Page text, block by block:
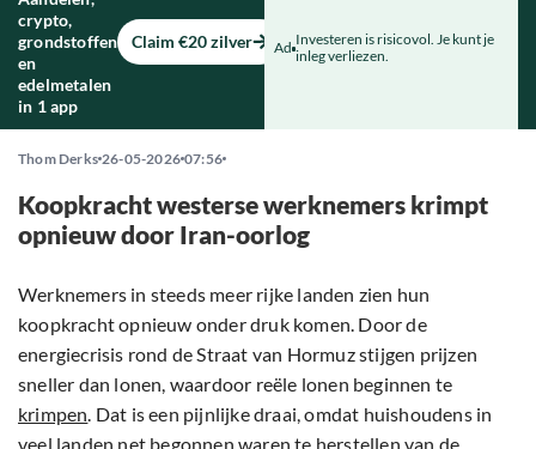
crypto,
grondstoffen
en
edelmetalen
in 1 app
Claim €20 zilver Ad Investeren is risicovol. Je kunt je
inleg verliezen.
Thom Derks 26-05-2026 07:56
Koopkracht westerse werknemers krimpt
opnieuw door Iran-oorlog
Werknemers in steeds meer rijke landen zien hun
koopkracht opnieuw onder druk komen. Door de
energiecrisis rond de Straat van Hormuz stijgen prijzen
sneller dan lonen, waardoor reële lonen beginnen te
krimpen. Dat is een pijnlijke draai, omdat huishoudens in
veel landen net begonnen waren te herstellen van de